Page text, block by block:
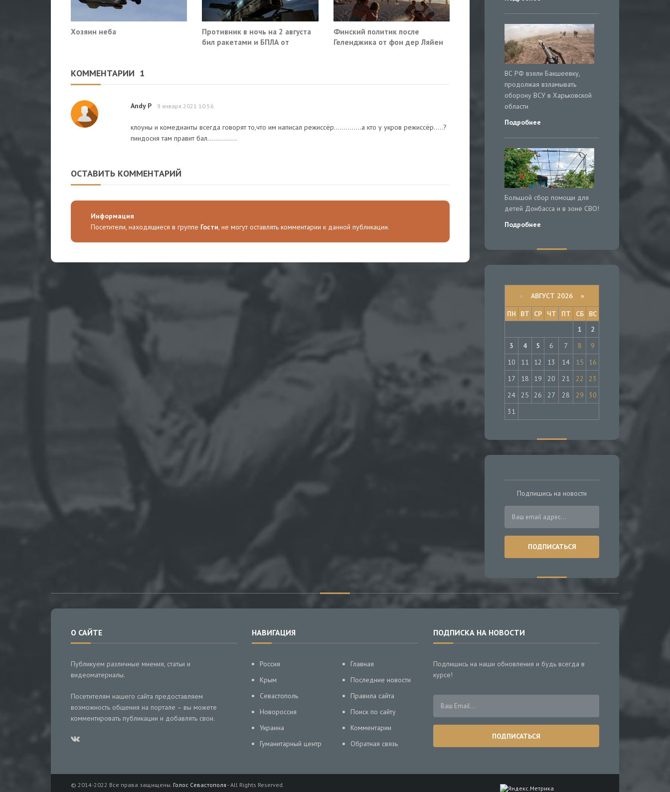
Хозяин неба
Противник в ночь на 2 августа
бил ракетами и БПЛА от
Финский политик после
Геленджика от фон дер Ляйен
КОММЕНТАРИИ 1
Andy P 9 января 2021 10:56
клоуны и комедианты всегда говорят то,что им написал режиссёр..............а кто у укров режиссёр.....?
пиндосня там правит бал...............
ОСТАВИТЬ КОММЕНТАРИЙ
Информация
Посетители, находящиеся в группе Гости, не могут оставлять комментарии к данной публикации.
ВС РФ взяли Бакшеевку,
продолжая взламывать
оборону ВСУ в Харьковской
области
Подробнее
Большой сбор помощи для
детей Донбасса и в зоне СВО!
Подробнее
« АВГУСТ 2026 »
ПН
ВТ СР ЧТ ПТ СБ
ВС
1
2
3
4 5 6 7 8
9
10
11 12 13 14 15
16
17
18 19 20 21 22
23
24
25 26 27 28 29
30
31
Подпишись на новости
О САЙТЕ
Публикуем различные мнения, статьи и
видеоматериалы.
Посетителям нашего сайта предоставляем
возможность общения на портале – вы можете
комментировать публикации и добавлять свои.
НАВИГАЦИЯ
Россия
Крым
Севастополь
Новороссия
Украина
Гуманитарный центр
Главная
Последние новости
Правила сайта
Поиск по сайту
Комментарии
Обратная связь
ПОДПИСКА НА НОВОСТИ
Подпишись на наши обновления и будь всегда в
курсе!
© 2014-2022 Все права защищены. Голос Севастополя - All Rights Reserved.